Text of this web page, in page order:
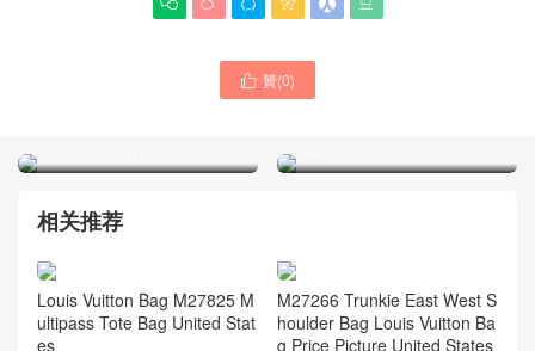
 贊(0)
LV bag DAUPHINE 中號達
LOUIS VUITTON包包United
Arab Emirates官網旗艦店
相关推荐
Louis Vuitton Bag M27825 M
ultipass Tote Bag United Stat
es
M27266 Trunkie East West S
houlder Bag Louis Vuitton Ba
g Price Picture United States